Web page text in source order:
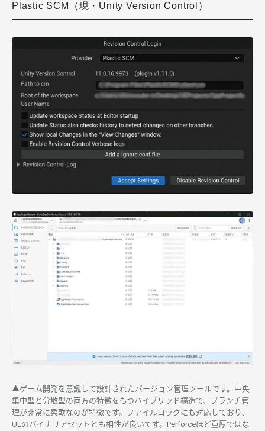
Plastic SCM（現・Unity Version Control）
▲ゲーム開発を意識して設計されたバージョン管理ツールです。中央
集中型と分散型の両方の特徴をもつハイブリッド構造で、ブランチ管
理が非常に柔軟なのが特徴です。ファイルロックにも対応しており、
UEのバイナリアセットとも相性が良いです。Perforceほど重厚ではな